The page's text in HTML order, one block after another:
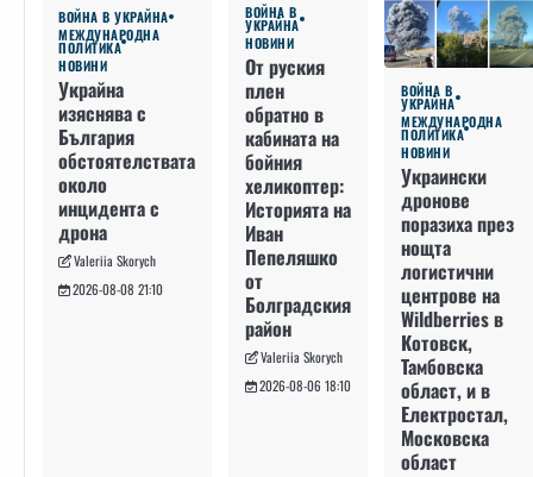
ВОЙНА В УКРАЙНА
МЕЖДУНАРОДНА
ПОЛИТИКА
НОВИНИ
Украйна
изяснява с
България
обстоятелствата
около
инцидента с
дрона
Valeriia Skorych
2026-08-08 21:10
ВОЙНА В
УКРАЙНА
НОВИНИ
От руския
плен
обратно в
кабината на
бойния
хеликоптер:
Историята на
Иван
Пепеляшко
от
Болградския
район
Valeriia Skorych
2026-08-06 18:10
ВОЙНА В
УКРАЙНА
МЕЖДУНАРОДНА
ПОЛИТИКА
НОВИНИ
Украински
дронове
поразиха през
нощта
логистични
центрове на
Wildberries в
Котовск,
Тамбовска
област, и в
Електростал,
Московска
област